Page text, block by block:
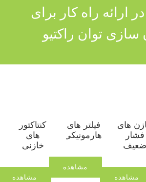
ارائه راه کار برای
سازی توان راکتیو
های
فشار
ضعیف
مشاهده
فیلتر های
هارمونیکی
مشاهده
کنتاکتور
های
خازنی
مشاهده